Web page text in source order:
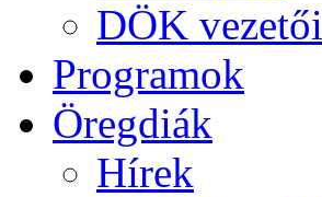
DÖK vezetői
Programok
Öregdiák
Hírek